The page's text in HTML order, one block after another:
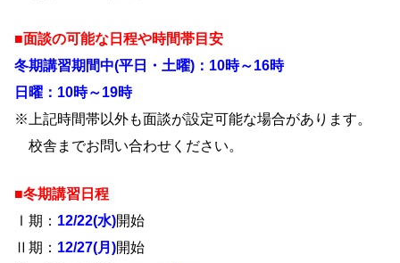
■面談の可能な日程や時間帯目安
冬期講習期間中(平日・土曜)：10時～16時
日曜：10時～19時
※上記時間帯以外も面談が設定可能な場合があります。
校舎までお問い合わせください。
■冬期講習日程
Ⅰ期： 12/22(水)開始
Ⅱ期： 12/27(月)開始